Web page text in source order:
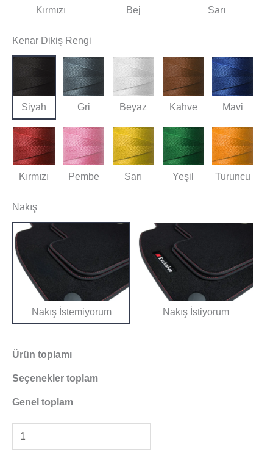
Kırmızı Bej Sarı
Kenar Dikiş Rengi
Siyah Gri Beyaz Kahve Mavi
Kırmızı Pembe Sarı Yeşil Turuncu
Nakış
Nakış İstemiyorum Nakış İstiyorum
Ürün toplamı
Seçenekler toplam
Genel toplam